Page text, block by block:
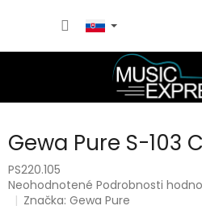
Gewa Pure S-103
PS220.105
Priemerné
hodnotenie
Neohodnotené Podrobnosti
Značka:Gewa Pure